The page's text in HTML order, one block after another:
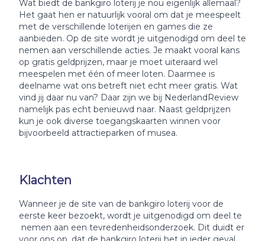
Wat biedt de bankgiro loterij je nou eigenlijk allemaal?
Het gaat hen er natuurlijk vooral om dat je meespeelt
met de verschillende loterijen en games die ze
aanbieden. Op de site wordt je uitgenodigd om deel te
nemen aan verschillende acties. Je maakt vooral kans
op gratis geldprijzen, maar je moet uiteraard wel
meespelen met één of meer loten. Daarmee is
deelname wat ons betreft niet echt meer gratis. Wat
vind jij daar nu van? Daar zijn we bij NederlandReview
namelijk pas echt benieuwd naar. Naast geldprijzen
kun je ook diverse toegangskaarten winnen voor
bijvoorbeeld attractieparken of musea.
Klachten
Wanneer je de site van de bankgiro loterij voor de
eerste keer bezoekt, wordt je uitgenodigd om deel te
nemen aan een tevredenheidsonderzoek. Dit duidt er